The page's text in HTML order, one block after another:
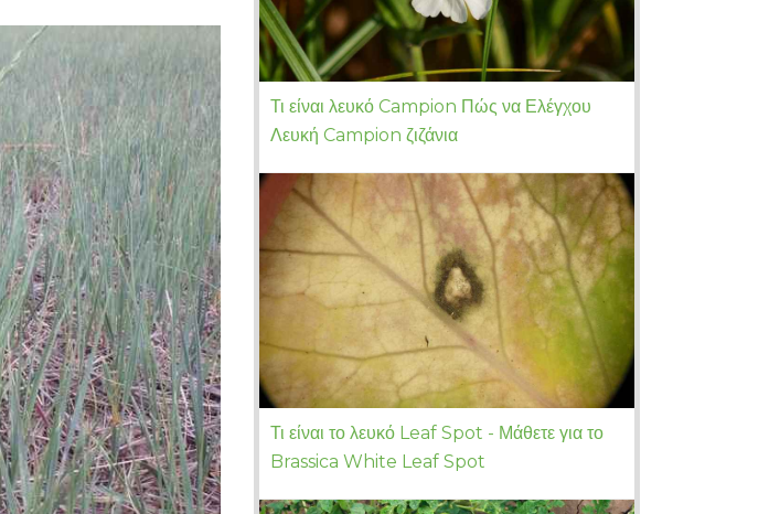
Τι είναι λευκό Campion Πώς να Ελέγχου
Λευκή Campion ζιζάνια
Τι είναι το λευκό Leaf Spot - Μάθετε για το
Brassica White Leaf Spot